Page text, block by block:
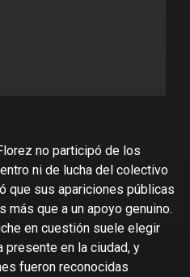
no participó de los
ni de lucha del colectivo
que sus apariciones públicas
que a un apoyo genuino.
en cuestión suele elegir
presente en la ciudad, y
fueron reconocidas